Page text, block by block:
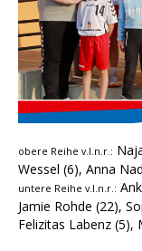
obere Reihe v.l.n.r.:
Wessel (6), Anna
untere Reihe v.l.n.r.:
Jamie Rohde (22),
Felizitas Labenz (5),